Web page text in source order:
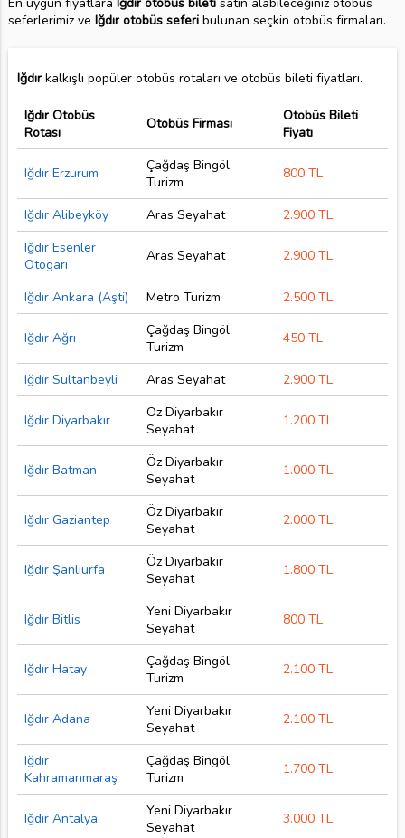
En uygun fiyatlara Iğdır otobüs biletisatın alabileceğiniz otobüs
seferlerimiz ve Iğdır otobüs seferibulunan seçkin otobüs firmaları.
Iğdırkalkışlı popüler otobüs rotaları ve otobüs bileti fiyatları.
Iğdır Otobüs
Rotası
Otobüs Firması
Otobüs Bileti
Fiyatı
Iğdır Erzurum
Çağdaş Bingöl
Turizm
800 TL
Iğdır Alibeyköy Aras Seyahat
2.900 TL
Iğdır Esenler
Otogarı
Aras Seyahat 2.900 TL
Iğdır Ankara (Aşti) Metro Turizm 2.500 TL
Iğdır Ağrı
Çağdaş Bingöl
Turizm
450 TL
Iğdır Sultanbeyli Aras Seyahat 2.900 TL
Iğdır Diyarbakır
Öz Diyarbakır
Seyahat
1.200 TL
Iğdır Batman
Öz Diyarbakır
Seyahat
1.000 TL
Iğdır Gaziantep
Öz Diyarbakır
Seyahat
2.000 TL
Iğdır Şanlıurfa
Öz Diyarbakır
Seyahat
1.800 TL
Iğdır Bitlis
Yeni Diyarbakır
Seyahat
800 TL
Iğdır Hatay
Çağdaş Bingöl
Turizm
2.100 TL
Iğdır Adana
Yeni Diyarbakır
Seyahat
2.100 TL
Iğdır
Kahramanmaraş
Çağdaş Bingöl
Turizm
1.700 TL
Iğdır Antalya
Yeni Diyarbakır
Seyahat
3.000 TL